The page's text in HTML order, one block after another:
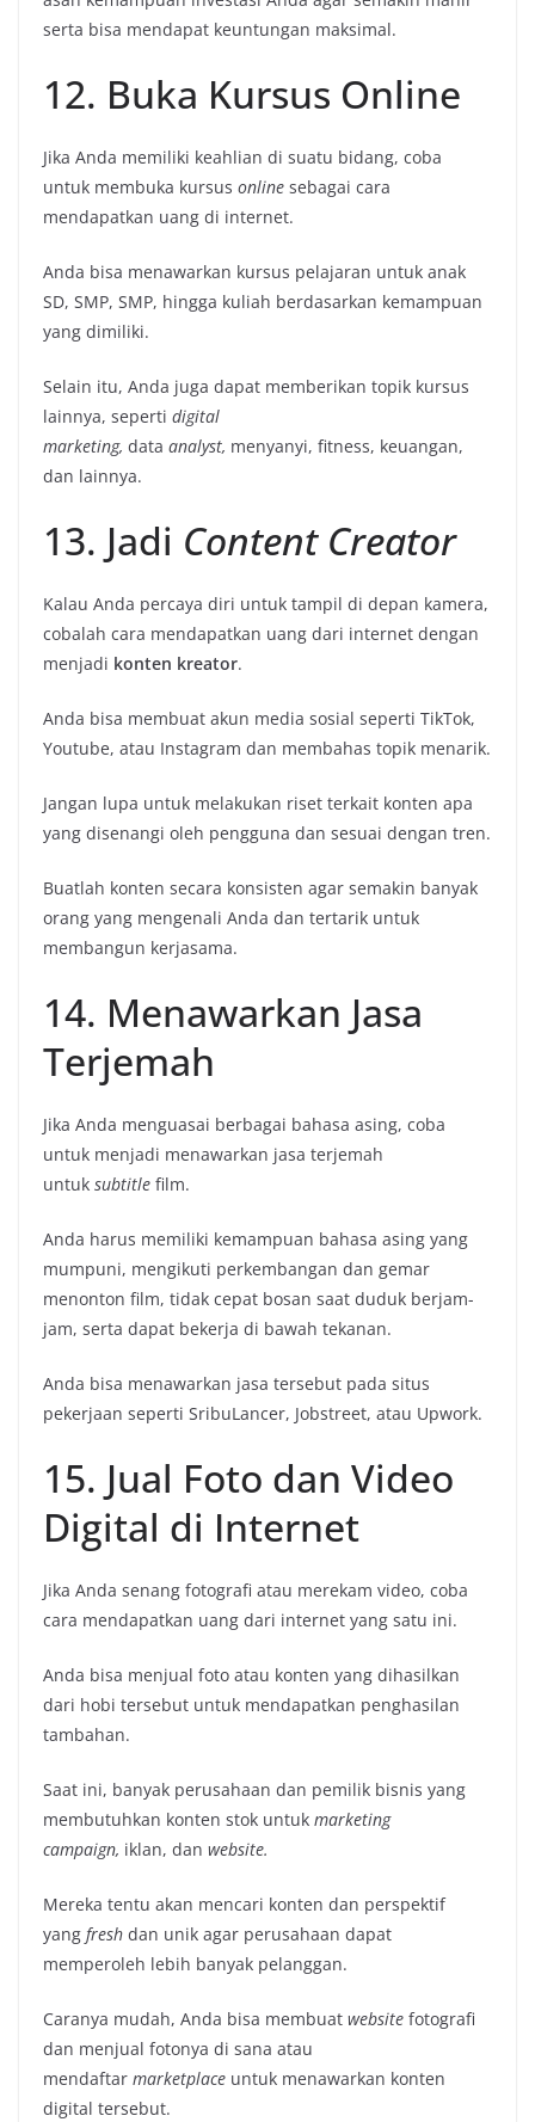
serta bisa mendapat keuntungan maksimal.
12. Buka Kursus Online
Jika Anda memiliki keahlian di suatu bidang, coba
untuk membuka kursus online sebagai cara
mendapatkan uang di internet.
Anda bisa menawarkan kursus pelajaran untuk anak
SD, SMP, SMP, hingga kuliah berdasarkan kemampuan
yang dimiliki.
Selain itu, Anda juga dapat memberikan topik kursus
lainnya, seperti digital
marketing, data analyst, menyanyi, fitness, keuangan,
dan lainnya.
13. Jadi Content Creator
Kalau Anda percaya diri untuk tampil di depan kamera,
cobalah cara mendapatkan uang dari internet dengan
menjadi konten kreator.
Anda bisa membuat akun media sosial seperti TikTok,
Youtube, atau Instagram dan membahas topik menarik.
Jangan lupa untuk melakukan riset terkait konten apa
yang disenangi oleh pengguna dan sesuai dengan tren.
Buatlah konten secara konsisten agar semakin banyak
orang yang mengenali Anda dan tertarik untuk
membangun kerjasama.
14. Menawarkan Jasa
Terjemah
Jika Anda menguasai berbagai bahasa asing, coba
untuk menjadi menawarkan jasa terjemah
untuk subtitle film.
Anda harus memiliki kemampuan bahasa asing yang
mumpuni, mengikuti perkembangan dan gemar
menonton film, tidak cepat bosan saat duduk berjam-
jam, serta dapat bekerja di bawah tekanan.
Anda bisa menawarkan jasa tersebut pada situs
pekerjaan seperti SribuLancer, Jobstreet, atau Upwork.
15. Jual Foto dan Video
Digital di Internet
Jika Anda senang fotografi atau merekam video, coba
cara mendapatkan uang dari internet yang satu ini.
Anda bisa menjual foto atau konten yang dihasilkan
dari hobi tersebut untuk mendapatkan penghasilan
tambahan.
Saat ini, banyak perusahaan dan pemilik bisnis yang
membutuhkan konten stok untuk marketing
campaign, iklan, dan website.
Mereka tentu akan mencari konten dan perspektif
yang fresh dan unik agar perusahaan dapat
memperoleh lebih banyak pelanggan.
Caranya mudah, Anda bisa membuat website fotografi
dan menjual fotonya di sana atau
mendaftar marketplace untuk menawarkan konten
digital tersebut.